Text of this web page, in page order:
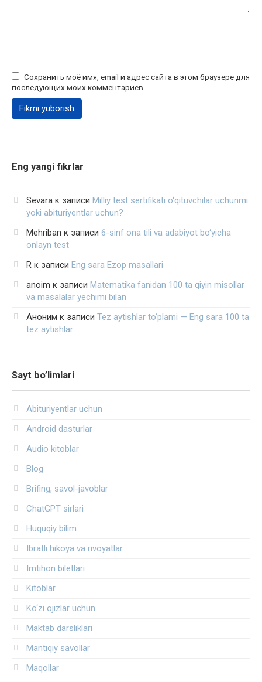
Сохранить моё имя, email и адрес сайта в этом браузере для
последующих моих комментариев.
Eng yangi fikrlar
Sevara к записи Milliy test sertifikati o‘qituvchilar uchunmi
yoki abituriyentlar uchun?
Mehriban к записи 6-sinf ona tili va adabiyot bo‘yicha
onlayn test
R к записи Eng sara Ezop masallari
anoim к записи Matematika fanidan 100 ta qiyin misollar
va masalalar yechimi bilan
Аноним к записи Tez aytishlar to‘plami — Eng sara 100 ta
tez aytishlar
Sayt bo’limlari
Abituriyentlar uchun
Android dasturlar
Audio kitoblar
Blog
Brifing, savol-javoblar
ChatGPT sirlari
Huquqiy bilim
Ibratli hikoya va rivoyatlar
Imtihon biletlari
Kitoblar
Ko‘zi ojizlar uchun
Maktab darsliklari
Mantiqiy savollar
Maqollar